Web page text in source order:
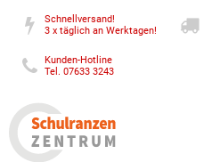
Schnellversand!
3 x täglich an Werktagen!
Kunden-Hotline
Tel. 07633 3243